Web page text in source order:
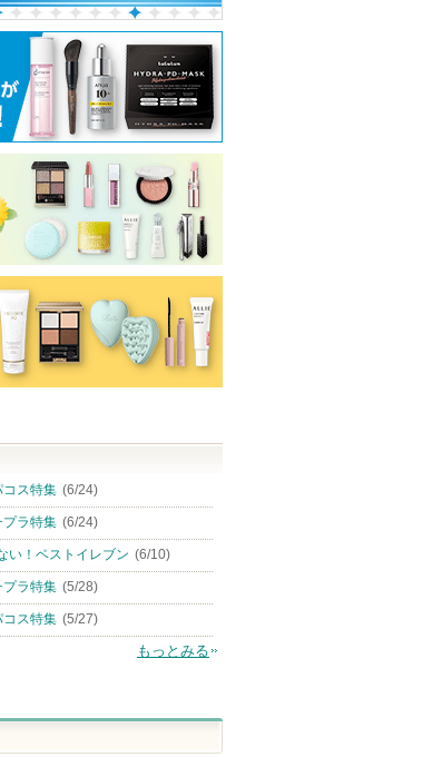
ス特集 (6/24)
ラ特集 (6/24)
い！ベストイレブン (6/10)
ラ特集 (5/28)
ス特集 (5/27)
もっとみる